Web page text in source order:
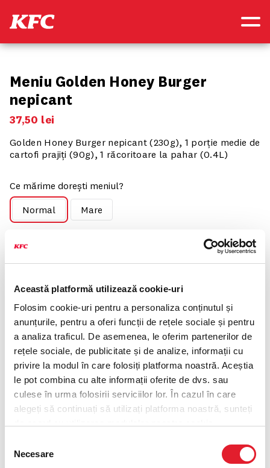
Această platformă utilizează cookie-uri
Folosim cookie-uri pentru a personaliza conținutul și
anunțurile, pentru a oferi funcții de rețele sociale și pentru
a analiza traficul. De asemenea, le oferim partenerilor de
rețele sociale, de publicitate și de analize, informații cu
privire la modul în care folosiți platforma noastră. Aceștia
le pot combina cu alte informații oferite de dvs. sau
culese în urma folosirii serviciilor lor. În cazul în care
alegeți să continuați să utilizați platforma noastră, sunteți
consimțământului
Necesare
Meniu Golden Honey Burger
nepicant
37,50 lei
Golden Honey Burger nepicant (230g), 1 porție medie de
cartofi prajiți (90g), 1 răcoritoare la pahar (0.4L)
Ce mărime dorești meniul?
Normal
Mare
Componența produsului
Cartofi porție medie și băutură 0,4L
Optiunea 2
Golden Honey Burger nepicant
Optiunea 3
Cartofi prăjiți porție medie